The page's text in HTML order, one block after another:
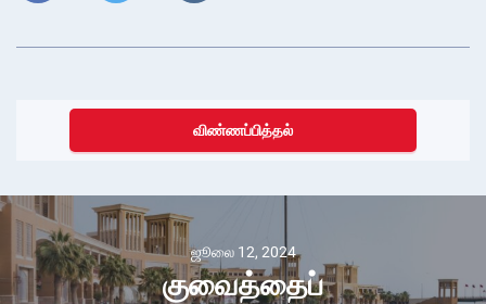
விண்ணப்பித்தல்
ஜூலை 12, 2024
குவைத்தைப்